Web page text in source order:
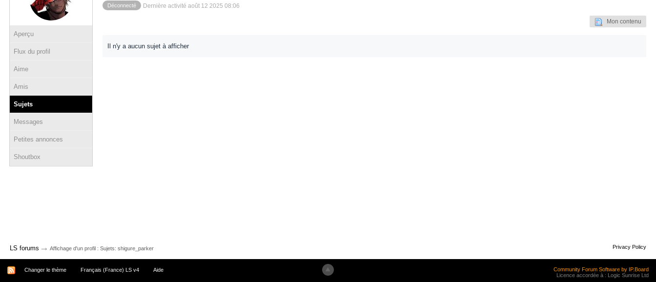
Aperçu
Flux du profil
Aime
Amis
Sujets
Messages
Petites annonces
Shoutbox
Déconnecté Dernière activité août 12 2025 08:06
Mon contenu
Il n'y a aucun sujet à afficher
LS forums → Affichage d'un profil : Sujets: shigure_parker Privacy Policy
Changer le thème Français (France) LS v4 Aide
Community Forum Software by IP.Board
Licence accordée à : Logic Sunrise Ltd